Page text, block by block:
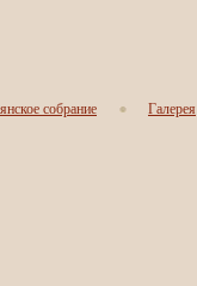
собрание Галерея